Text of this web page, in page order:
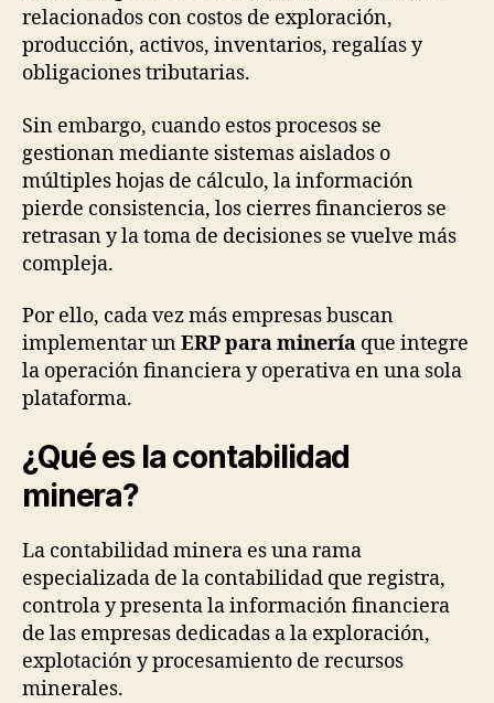
relacionados con costos de exploración,
producción, activos, inventarios, regalías y
obligaciones tributarias.
Sin embargo, cuando estos procesos se
gestionan mediante sistemas aislados o
múltiples hojas de cálculo, la información
pierde consistencia, los cierres financieros se
retrasan y la toma de decisiones se vuelve más
compleja.
Por ello, cada vez más empresas buscan
implementar unERP para minería que integre
la operación financiera y operativa en una sola
plataforma.
¿Qué es la contabilidad
minera?
La contabilidad minera es una rama
especializada de la contabilidad que registra,
controla y presenta la información financiera
de las empresas dedicadas a la exploración,
explotación y procesamiento de recursos
minerales.